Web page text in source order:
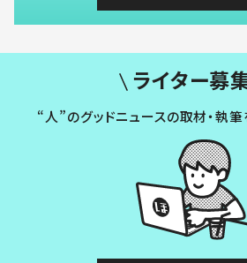
ライター募集
“人”のグッドニュースの取材・執